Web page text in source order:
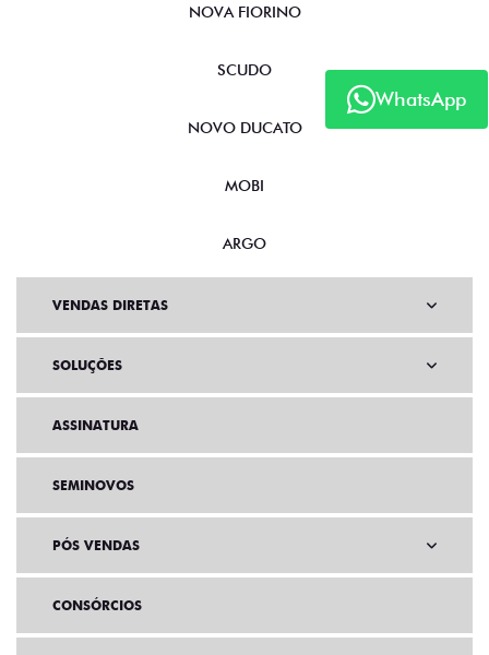
WhatsApp
NOVA FIORINO
SCUDO
NOVO DUCATO
MOBI
ARGO
VENDAS DIRETAS
SOLUÇÕES
ASSINATURA
SEMINOVOS
PÓS VENDAS
CONSÓRCIOS